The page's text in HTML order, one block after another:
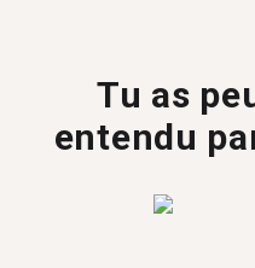
Tu as
entendu